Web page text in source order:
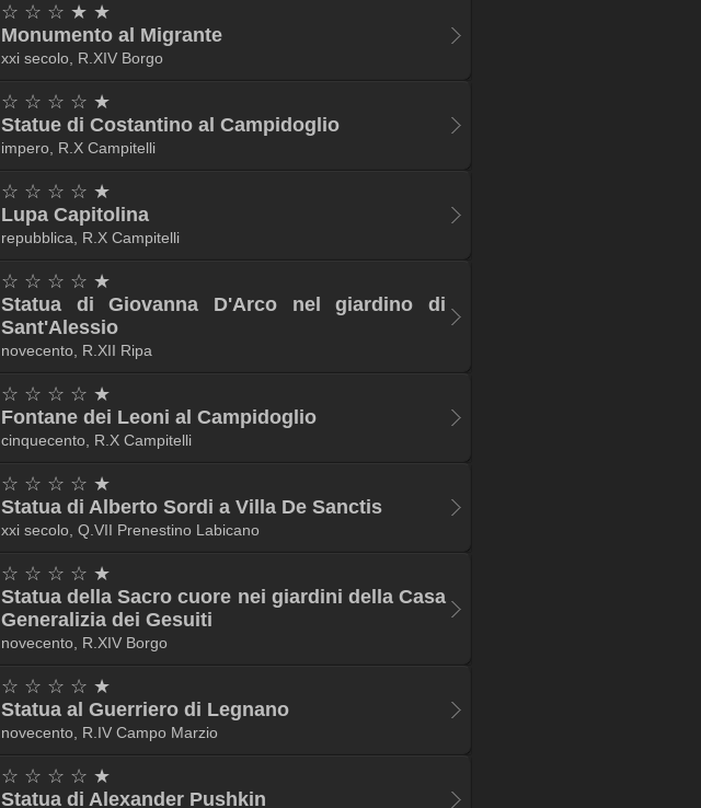
☆ ☆ ☆ ★ ★
Monumento al Migrante
xxi secolo, R.XIV Borgo
☆ ☆ ☆ ☆ ★
Statue di Costantino al Campidoglio
impero, R.X Campitelli
☆ ☆ ☆ ☆ ★
Lupa Capitolina
repubblica, R.X Campitelli
☆ ☆ ☆ ☆ ★
Statua di Giovanna D'Arco nel giardino di
Sant'Alessio
novecento, R.XII Ripa
☆ ☆ ☆ ☆ ★
Fontane dei Leoni al Campidoglio
cinquecento, R.X Campitelli
☆ ☆ ☆ ☆ ★
Statua di Alberto Sordi a Villa De Sanctis
xxi secolo, Q.VII Prenestino Labicano
☆ ☆ ☆ ☆ ★
Statua della Sacro cuore nei giardini della Casa
Generalizia dei Gesuiti
novecento, R.XIV Borgo
☆ ☆ ☆ ☆ ★
Statua al Guerriero di Legnano
novecento, R.IV Campo Marzio
☆ ☆ ☆ ☆ ★
Statua di Alexander Pushkin